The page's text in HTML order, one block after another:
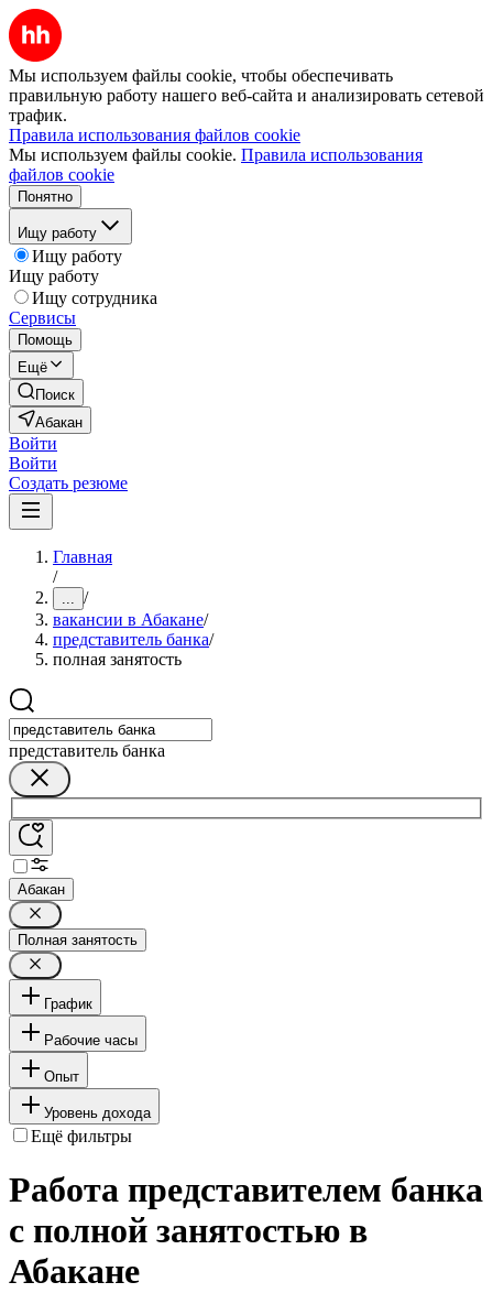
Мы используем файлы cookie, чтобы обеспечивать
правильную работу нашего веб-сайта и анализировать сетевой
трафик.
Правила использования файлов cookie
Мы используем файлы cookie. Правила использования
файлов cookie
Понятно
Ищу работу
Ищу работу
Ищу работу
Ищу сотрудника
Сервисы
Помощь
Ещё
Поиск
Абакан
Войти
Войти
Создать резюме
Главная
/
... /
вакансии в Абакане/
представитель банка/
полная занятость
представитель банка
Абакан
Полная занятость
График
Рабочие часы
Опыт
Уровень дохода
Ещё фильтры
Работа представителем банка
с полной занятостью в
Абакане